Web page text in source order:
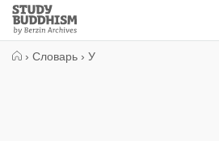
Close
Study
Buddhism
› Словарь › У